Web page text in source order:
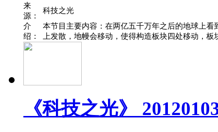
来
源：
科技之光
介
绍：
本节目主要内容：在两亿五千万年之后的地球上
上发散，地幔会移动，使得构造板块四处移动，
《科技之光》